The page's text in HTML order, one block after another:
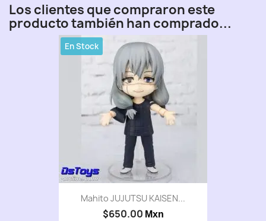
Los clientes que compraron este
producto también han comprado...
Mahito JUJUTSU KAISEN...
$650.00 Mxn
En Stock